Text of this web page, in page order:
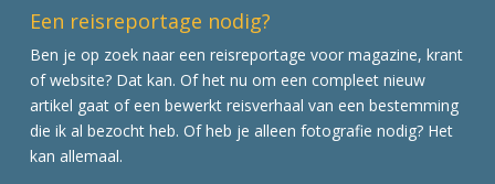
Een reisreportage nodig?
Ben je op zoek naar een reisreportage voor magazine, krant
of website? Dat kan. Of het nu om een compleet nieuw
artikel gaat of een bewerkt reisverhaal van een bestemming
die ik al bezocht heb. Of heb je alleen fotografie nodig? Het
kan allemaal.